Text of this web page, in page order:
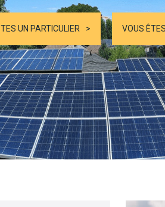
UN PARTICULIER VOUS